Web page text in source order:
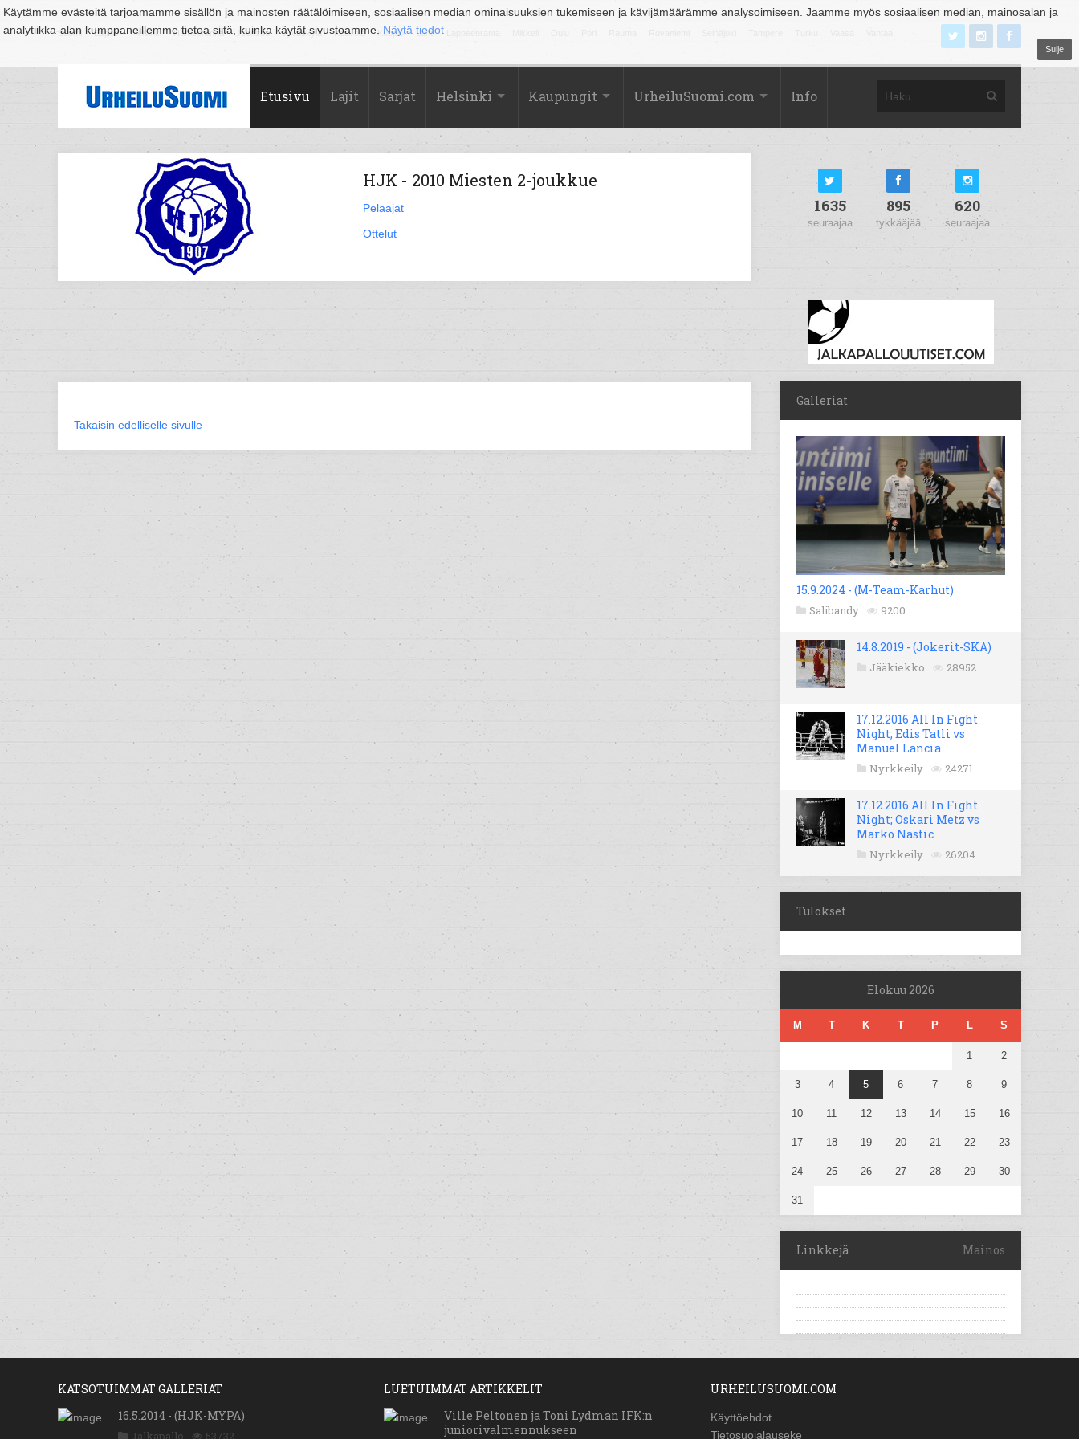
Käytämme evästeitä tarjoamamme sisällön ja mainosten räätälöimiseen, sosiaalisen median ominaisuuksien tukemiseen ja kävijämäärämme analysoimiseen. Jaamme myös sosiaalisen median, mainosalan ja
analytiikka-alan kumppaneillemme tietoa siitä, kuinka käytät sivustoamme. Näytä tiedot
Sulje
Suomi Espoo Helsinki Hämeenlinna Joensuu Jyväskylä Kouvola Kuopio Lahti
Etusivu Lajit Sarjat Helsinki Kaupungit UrheiluSuomi.com Info
HJK - 2010 Miesten 2-joukkue
Pelaajat
Ottelut
Takaisin edelliselle sivulle
1635
seuraajaa
895
tykkääjää
620
seuraajaa
Galleriat
15.9.2024 - (M-Team-Karhut)
Salibandy 9200
14.8.2019 - (Jokerit-SKA)
Jääkiekko 28952
17.12.2016 All In Fight
Night; Edis Tatli vs
Manuel Lancia
Nyrkkeily 24271
17.12.2016 All In Fight
Night; Oskari Metz vs
Marko Nastic
Nyrkkeily 26204
Tulokset
Elokuu 2026
M T K T P L S
1 2
3 4 5 6 7 8 9
10 11 12 13 14 15 16
17 18 19 20 21 22 23
24 25 26 27 28 29 30
31
Linkkejä Mainos
KATSOTUIMMAT GALLERIAT
16.5.2014 - (HJK-MYPA)
Jalkapallo 53732
LUETUIMMAT ARTIKKELIT
Ville Peltonen ja Toni Lydman IFK:n
juniorivalmennukseen
URHEILUSUOMI.COM
Käyttöehdot
Tietosuojalauseke